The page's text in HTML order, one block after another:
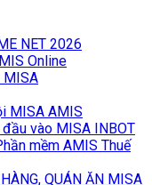
NET 2026
Online
MISA
MISA AMIS
vào MISA INBOT
mềm AMIS Thuế
QUÁN ĂN MISA